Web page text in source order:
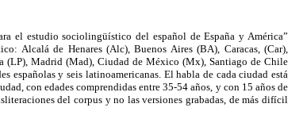
el estudio sociolingüístico del español de España y América”
Alcalá de Henares (Alc), Buenos Aires (BA), Caracas, (Car),
(LP), Madrid (Mad), Ciudad de México (Mx), Santiago de Chile
españolas y seis latinoamericanas. El habla de cada ciudad está
con edades comprendidas entre 35-54 años, y con 15 años de
del corpus y no las versiones grabadas, de más difícil